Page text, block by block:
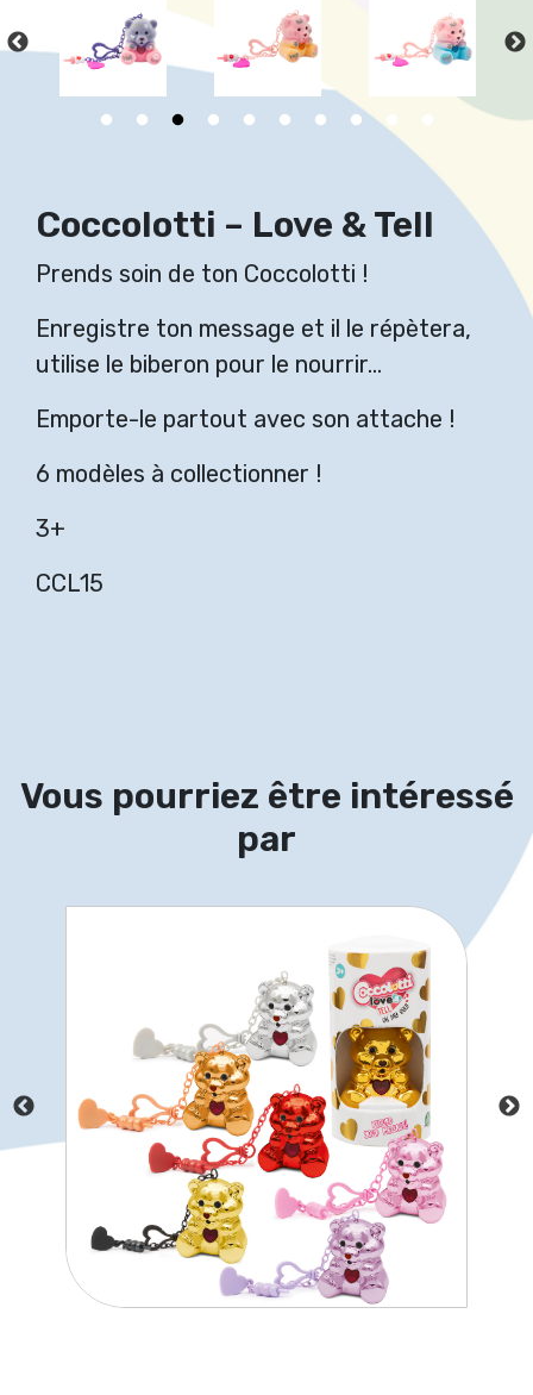
Coccolotti – Love & Tell
Prends soin de ton Coccolotti !
Enregistre ton message et il le répètera,
utilise le biberon pour le nourrir…
Emporte-le partout avec son attache !
6 modèles à collectionner !
3+
CCL15
Vous pourriez être intéressé
par